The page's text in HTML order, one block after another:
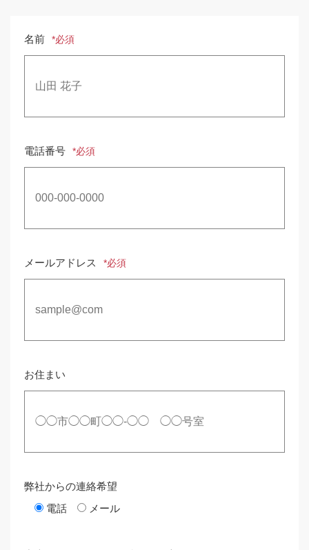
名前 *必須
電話番号 *必須
メールアドレス *必須
お住まい
弊社からの連絡希望
電話
メール